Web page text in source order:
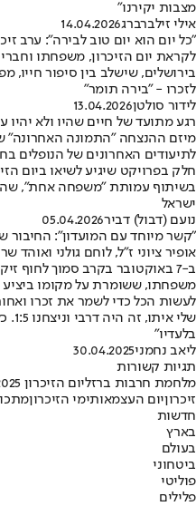
מצבות יקירנו"
אילי זילברברג14.04.2026
"כל יום הוא יום טוב לבירה": ערב
לקראת יום הזיכרון, משפחתו
בירושלים, שישלב בין סיפור
לזכרו - "בירה תומר"
לידור סולטן13.04.2026
רגע מתועד של חיים שהיו ולא יהיו
מיזם ההנצחה "התמונה האחרונה"
לתיעודים האחרונים של הנופלים
חלק בפרויקט שיגיע לשיאו ביום
בשיתוף עמותת "משפחה אחת",
ישראל
נועם (דבול) דביר05.04.2026
"קשר מיוחד עם המועדון": החיבור
אופיר ציוני ז"ל, לוחם גולני
ב-7 באוקטובר בקרב סמוך לחוף
משפחתו, ששומרת על מקומו ביציע
לעשות הכל כדי לשמר את זכרו
שלי
בלעדיו"
ליאב נחמני30.04.2025
תגיות קשורות
מלחמת חרבות ברזליום הזיכרון 2025
זיכרוןיום העצמאותימי הזיכרון
חדשות
בארץ
בעולם
ביטחוני
פוליטי
פלילים